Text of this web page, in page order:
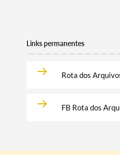
Filtros
Links permanentes
Rota dos
FB Rota dos